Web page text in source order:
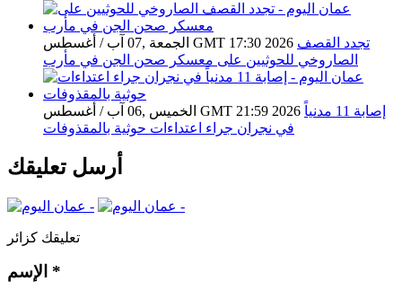
الجمعة ,07 آب / أغسطس GMT 17:30 2026 تجدد القصف
الصاروخي للحوثيين على معسكر صحن الجن في مأرب
الخميس ,06 آب / أغسطس GMT 21:59 2026 إصابة 11 مدنياً
في نجران جراء اعتداءات حوثية بالمقذوفات
أرسل تعليقك
تعليقك كزائر
*